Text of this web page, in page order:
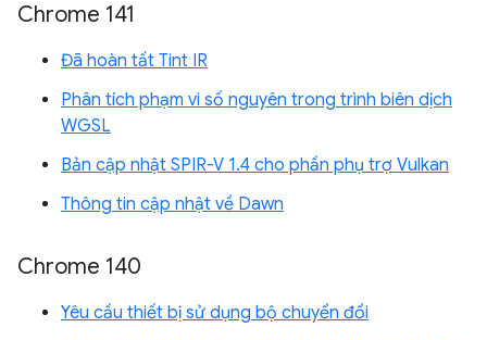
Chrome 141
Đã hoàn tất Tint IR
Phân tích phạm vi số nguyên trong trình biên dịch
WGSL
Bản cập nhật SPIR-V 1.4 cho phần phụ trợ Vulkan
Thông tin cập nhật về Dawn
Chrome 140
Yêu cầu thiết bị sử dụng bộ chuyển đổi